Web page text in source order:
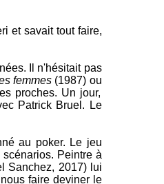
et savait tout faire,
Il n'hésitait pas
femmes (1987) ou
proches. Un jour,
Patrick Bruel. Le
au poker. Le jeu
Peintre à
Sanchez, 2017) lui
faire deviner le